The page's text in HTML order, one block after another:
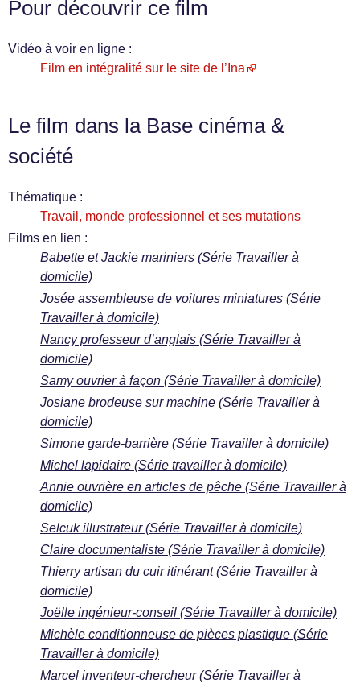
Pour découvrir ce film
Vidéo à voir en ligne :
Film en intégralité sur le site de l’Ina
Le film dans la Base cinéma &
société
Thématique :
Travail, monde professionnel et ses mutations
Films en lien :
Babette et Jackie mariniers (Série Travailler à
domicile)
Josée assembleuse de voitures miniatures (Série
Travailler à domicile)
Nancy professeur d’anglais (Série Travailler à
domicile)
Samy ouvrier à façon (Série Travailler à domicile)
Josiane brodeuse sur machine (Série Travailler à
domicile)
Simone garde-barrière (Série Travailler à domicile)
Michel lapidaire (Série travailler à domicile)
Annie ouvrière en articles de pêche (Série Travailler à
domicile)
Selcuk illustrateur (Série Travailler à domicile)
Claire documentaliste (Série Travailler à domicile)
Thierry artisan du cuir itinérant (Série Travailler à
domicile)
Joëlle ingénieur-conseil (Série Travailler à domicile)
Michèle conditionneuse de pièces plastique (Série
Travailler à domicile)
Marcel inventeur-chercheur (Série Travailler à